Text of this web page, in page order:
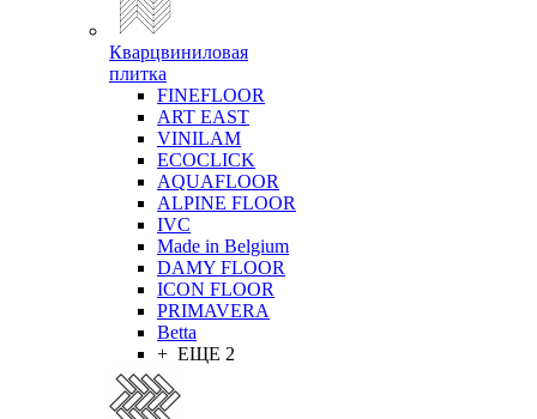
Кварцвиниловая
плитка
FINEFLOOR
ART EAST
VINILAM
ECOCLICK
AQUAFLOOR
ALPINE FLOOR
IVC
Made in Belgium
DAMY FLOOR
ICON FLOOR
PRIMAVERA
Betta
+ ЕЩЕ 2